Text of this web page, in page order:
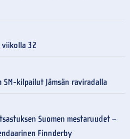
viikolla 32
SM-kilpailut Jämsän raviradalla
Suomen mestaruudet –
Finnderby